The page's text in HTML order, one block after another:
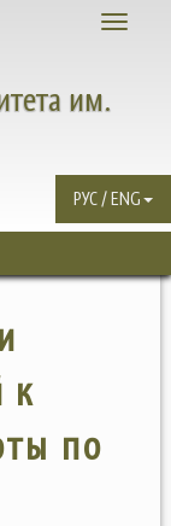
Toggle
им.
РУС / ENG
к
по